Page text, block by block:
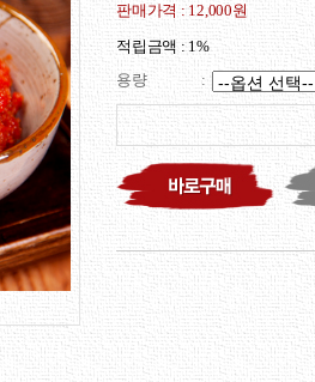
판매가격 :12,000원
적립금액 : 1%
용량
: